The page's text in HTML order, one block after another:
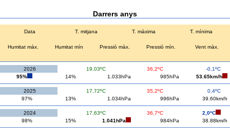
Darrers anys
Data T. mitjana T. màxima T. mínima
Humitat màx. Humitat mín Pressió màx. Pressió mín. Vent màx.
2026 19,03ºC 36,2ºC
-0,1ºC
95%
14% 1.033hPa 985hPa 53.65km/h
2025 17,72ºC 35,2ºC
0,4ºC
97%
13% 1.034hPa 996hPa 39.60km/h
2024 17,63ºC 36,7ºC
2,0ºC
98%
15% 1.041hPa 984hPa 38.88km/h